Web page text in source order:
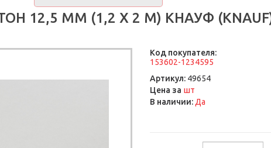
12,5 ММ (1,2 Х 2 М) КНАУФ
Код покупателя:
153602-1234595
Артикул: 49654
Цена за шт
В наличии: Да